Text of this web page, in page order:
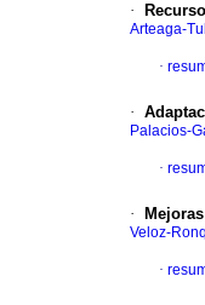
·
Arteaga-
·
·
Palacios-
·
·
Veloz-
·